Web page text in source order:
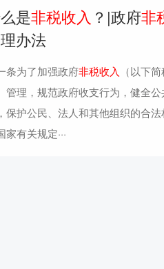
是非税收入 ？|政府非
办法
条为了加强政府非税收入 （以下
管理，规范政府收支行为，健全
保护公民、法人和其他组织的合法
家有关规定···